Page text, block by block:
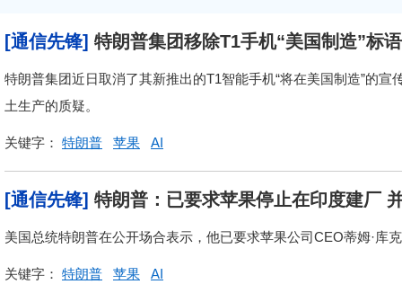
[通信先锋] 特朗普集团移除T1手机“美国制造”标
特朗普集团近日取消了其新推出的T1智能手机“将在美国制造”的
土生产的质疑。
关键字： 特朗普 苹果 AI
[通信先锋] 特朗普：已要求苹果停止在印度建厂
美国总统特朗普在公开场合表示，他已要求苹果公司CEO蒂姆·库
关键字： 特朗普 苹果 AI